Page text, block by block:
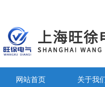
网站首页 关于我